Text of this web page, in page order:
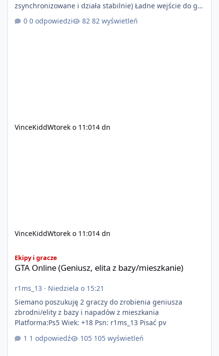
zsynchronizowane i działa stabilnie) Ładne wejście do gry
+ solidny antycheat na poziomie multiplayera Wygodne
pisanie własnych modów i skryptów (wsparcie C# / JS /
0 odpowiedzi 82 wyświetleń
VinceKiddWtorek o 11:014 dn
VinceKiddWtorek o 11:014 dn
Ekipy i gracze
GTA Online (Geniusz, elita z bazy/mieszkanie)
r1ms_13 · Niedziela o 15:21
Siemano poszukuję 2 graczy do zrobienia geniusza
zbrodni/elity z bazy i napadów z mieszkania
Platforma:Ps5 Wiek: +18 Psn: r1ms_13 Pisać pv
1 odpowiedź
105 wyświetleń